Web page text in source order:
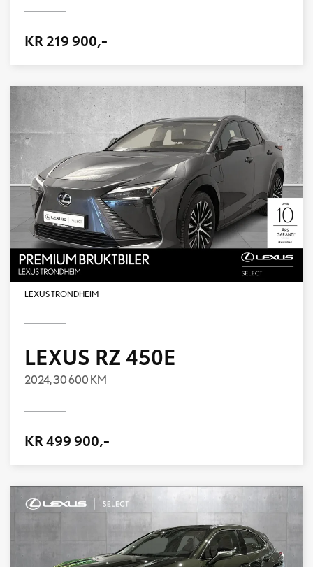
KR 219 900,-
LEXUS TRONDHEIM
LEXUS RZ 450E
2024,30 600 KM
KR 499 900,-